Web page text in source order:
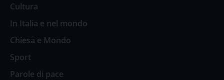
Cultura
In Italia e nel mondo
Chiesa e Mondo
Sport
Parole di pace